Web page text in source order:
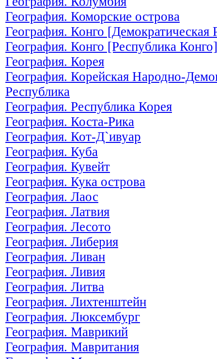
География. Коморские острова
География. Конго [Демократическая
География. Конго [Республика Конго]
География. Корея
География. Корейская Народно-
Республика
География. Республика Корея
География. Коста-Рика
География. Кот-Д`ивуар
География. Куба
География. Кувейт
География. Кука острова
География. Лаос
География. Латвия
География. Лесото
География. Либерия
География. Ливан
География. Ливия
География. Литва
География. Лихтенштейн
География. Люксембург
География. Маврикий
География. Мавритания